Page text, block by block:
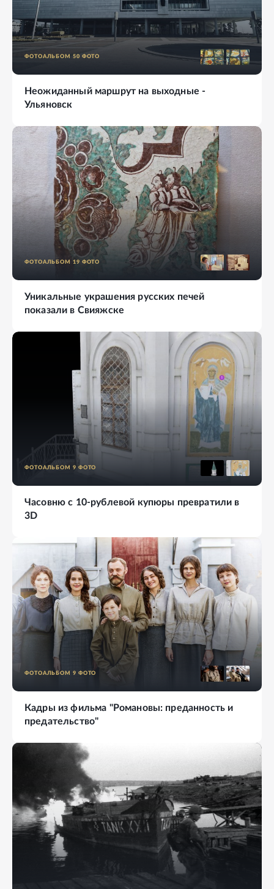
ФОТОАЛЬБОМ 50 ФОТО
Неожиданный маршрут на выходные -
Ульяновск
ФОТОАЛЬБОМ 19 ФОТО
Уникальные украшения русских печей
показали в Свияжске
ФОТОАЛЬБОМ 9 ФОТО
Часовню с 10-рублевой купюры превратили в
3D
ФОТОАЛЬБОМ 9 ФОТО
Кадры из фильма "Романовы: преданность и
предательство"